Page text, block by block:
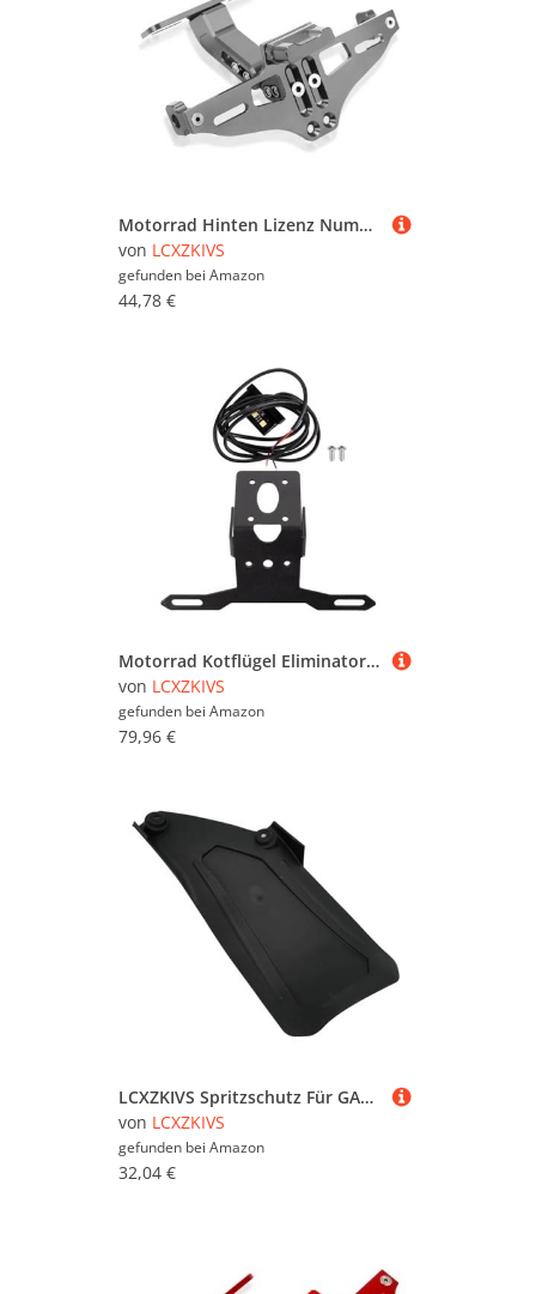
Motorrad Hinten Lizenz Nummer Platte Halterung Für VTX 1300 2003 2004 2005 2006 2007 2008 2009 2010(Titan)
von LCXZKIVS
gefunden bei Amazon
44,78 €
Motorrad Kotflügel Eliminator Hinten Kennzeichen Halterung Halter Für YZF R6 YZFR6 2020 2019 2018 2017
von LCXZKIVS
gefunden bei Amazon
79,96 €
LCXZKIVS Spritzschutz Für GASGAS EX250 MC250 MC350F 2022-2023 MC125 MC250F MC450F 2021 2022 2023 Motorrad Gummi Kotflügel Hinten Abdeckung(Schwarz)
von LCXZKIVS
gefunden bei Amazon
32,04 €